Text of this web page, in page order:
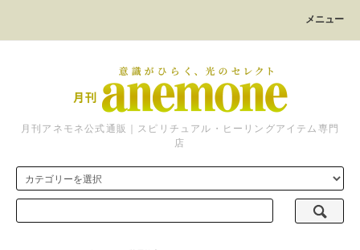
メニュー
月刊アネモネ公式通販｜スピリチュアル・ヒーリングアイテム専門
店